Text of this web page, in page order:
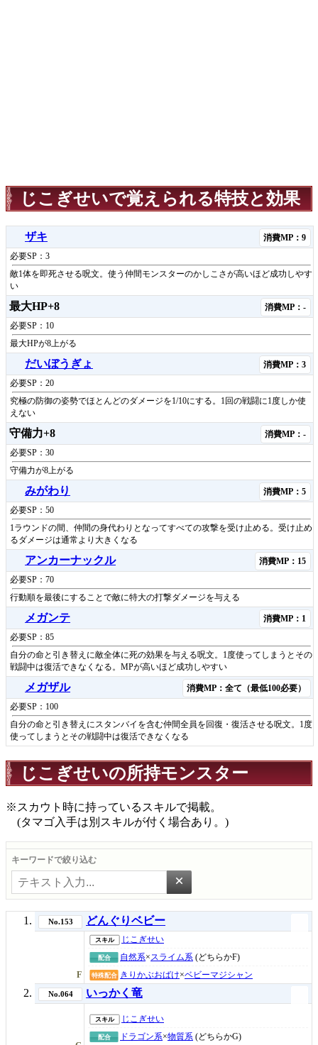
じこぎせいで覚えられる特技と効果
ザキ
消費MP：9
必要SP：3
敵1体を即死させる呪文。使う仲間モンスターのかしこさが高いほど成功しやす
い
最大HP+8
消費MP：-
必要SP：10
最大HPが8上がる
だいぼうぎょ
消費MP：3
必要SP：20
究極の防御の姿勢でほとんどのダメージを1/10にする。1回の戦闘に1度しか使
えない
守備力+8
消費MP：-
必要SP：30
守備力が8上がる
みがわり
消費MP：5
必要SP：50
1ラウンドの間、仲間の身代わりとなってすべての攻撃を受け止める。受け止め
るダメージは通常より大きくなる
アンカーナックル
消費MP：15
必要SP：70
行動順を最後にすることで敵に特大の打撃ダメージを与える
メガンテ
消費MP：1
必要SP：85
自分の命と引き替えに敵全体に死の効果を与える呪文。1度使ってしまうとその
戦闘中は復活できなくなる。MPが高いほど成功しやすい
メガザル
消費MP：全て（最低100必要）
必要SP：100
自分の命と引き替えにスタンバイを含む仲間全員を回復・復活させる呪文。1度
使ってしまうとその戦闘中は復活できなくなる
じこぎせいの所持モンスター
※スカウト時に持っているスキルで掲載。
(タマゴ入手は別スキルが付く場合あり。)
キーワードで絞り込む
×
No.153 どんぐりベビー
F
スキル じこぎせい
配合 自然系× スライム系 (どちらかF)
特殊配合 きりかぶおばけ×ベビーマジシャン
No.064 いっかく竜
スキル じこぎせい
配合 ドラゴン系×物質系 (どちらかG)